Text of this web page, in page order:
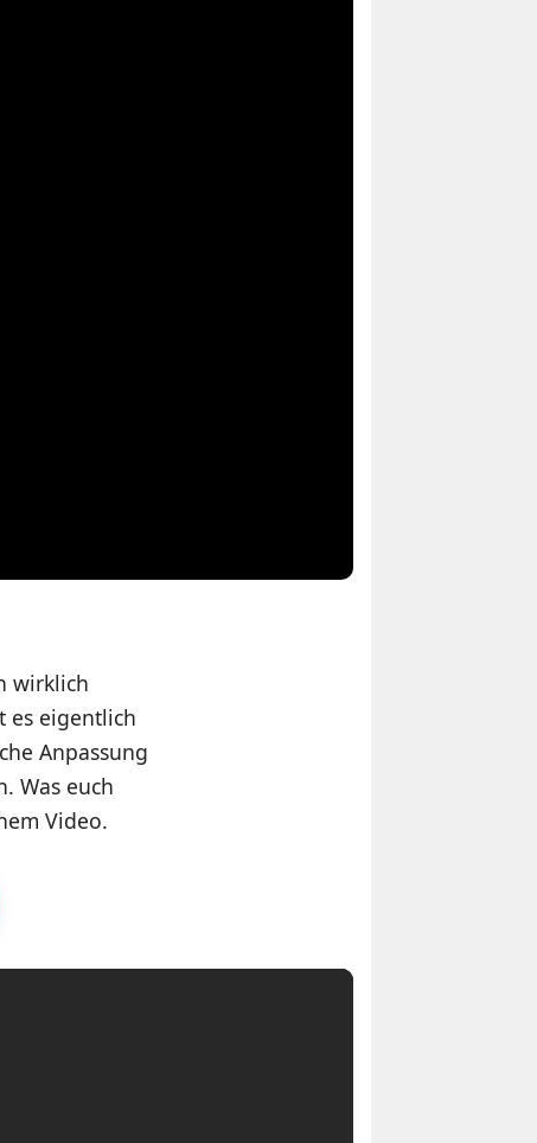
wirklich
es eigentlich
Anpassung
Was euch
Video.